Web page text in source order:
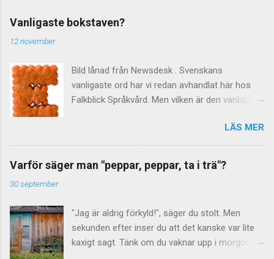
Vanligaste bokstaven?
12 november
Bild lånad från Newsdesk . Svenskans
vanligaste ord har vi redan avhandlat här hos
Falkblick Språkvård. Men vilken är den vanligaste
tillställning ... Hur som helst har ni redan svaret,
efter att ha sett det delikata kexet ovan. Men
hur vet man att det troligen är bokstaven e ? På
Språkrådet . Som underlag använde man
tidningstexter från 1965. Resultatet
publicerades sedan i Nusvensk ordbok I–IV och
LÄS MER
Varför säger man "peppar, peppar, ta i trä"?
30 september
"Jag är aldrig förkyld!", säger du stolt. Men
sekunden efter inser du att det kanske var lite
kaxigt sagt. Tänk om du vaknar upp i morgon